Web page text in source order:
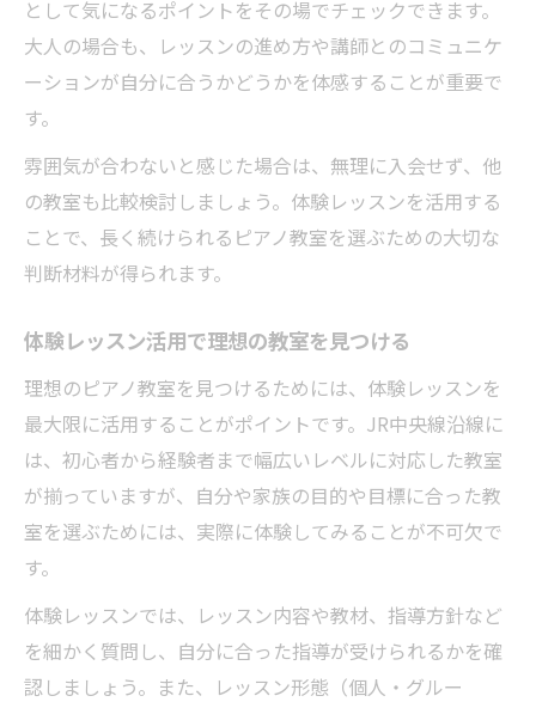
として気になるポイントをその場でチェックできます。
大人の場合も、レッスンの進め方や講師とのコミュニケ
ーションが自分に合うかどうかを体感することが重要で
す。
雰囲気が合わないと感じた場合は、無理に入会せず、他
の教室も比較検討しましょう。体験レッスンを活用する
ことで、長く続けられるピアノ教室を選ぶための大切な
判断材料が得られます。
体験レッスン活用で理想の教室を見つける
理想のピアノ教室を見つけるためには、体験レッスンを
最大限に活用することがポイントです。JR中央線沿線に
は、初心者から経験者まで幅広いレベルに対応した教室
が揃っていますが、自分や家族の目的や目標に合った教
室を選ぶためには、実際に体験してみることが不可欠で
す。
体験レッスンでは、レッスン内容や教材、指導方針など
を細かく質問し、自分に合った指導が受けられるかを確
認しましょう。また、レッスン形態（個人・グルー